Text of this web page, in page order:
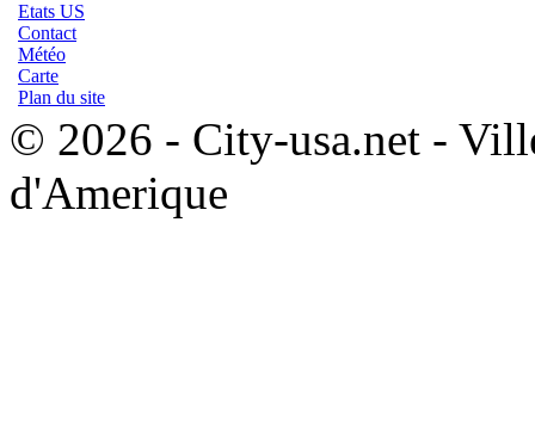
Etats US
Contact
Météo
Carte
Plan du site
© 2026 - City-usa.net -
d'Amerique